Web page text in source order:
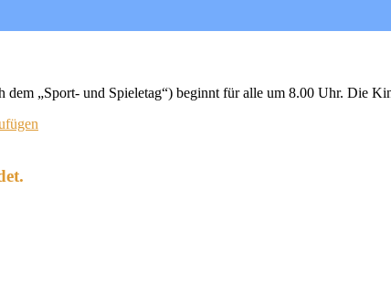
dem „Sport- und Spieletag“) beginnt für alle um 8.00 Uhr. Die